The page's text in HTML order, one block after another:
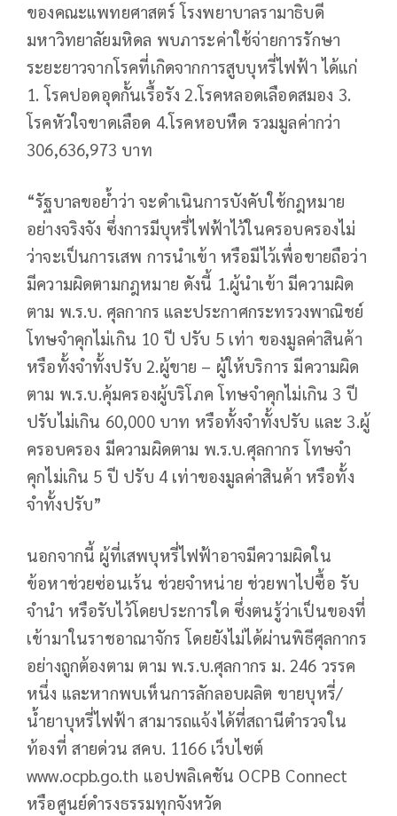
ของคณะแพทยศาสตร์ โรงพยาบาลรามาธิบดี
มหาวิทยาลัยมหิดล พบภาระค่าใช้จ่ายการรักษา
ระยะยาวจากโรคที่เกิดจากการสูบบุหรี่ไฟฟ้า ได้แก่
1. โรคปอดอุดกั้นเรื้อรัง 2.โรคหลอดเลือดสมอง 3.
โรคหัวใจขาดเลือด 4.โรคหอบหืด รวมมูลค่ากว่า
306,636,973 บาท
“รัฐบาลขอย้ำว่า จะดำเนินการบังคับใช้กฎหมาย
อย่างจริงจัง ซึ่งการมีบุหรี่ไฟฟ้าไว้ในครอบครองไม่
ว่าจะเป็นการเสพ การนำเข้า หรือมีไว้เพื่อขายถือว่า
มีความผิดตามกฎหมาย ดังนี้ 1.ผู้นำเข้า มีความผิด
ตาม พ.ร.บ. ศุลกากร และประกาศกระทรวงพาณิชย์
โทษจำคุกไม่เกิน 10 ปี ปรับ 5 เท่า ของมูลค่าสินค้า
หรือทั้งจำทั้งปรับ 2.ผู้ขาย – ผู้ให้บริการ มีความผิด
ตาม พ.ร.บ.คุ้มครองผู้บริโภค โทษจำคุกไม่เกิน 3 ปี
ปรับไม่เกิน 60,000 บาท หรือทั้งจำทั้งปรับ และ 3.ผู้
ครอบครอง มีความผิดตาม พ.ร.บ.ศุลกากร โทษจำ
คุกไม่เกิน 5 ปี ปรับ 4 เท่าของมูลค่าสินค้า หรือทั้ง
จำทั้งปรับ”
นอกจากนี้ ผู้ที่เสพบุหรี่ไฟฟ้าอาจมีความผิดใน
ข้อหาช่วยซ่อนเร้น ช่วยจำหน่าย ช่วยพาไปซื้อ รับ
จำนำ หรือรับไว้โดยประการใด ซึ่งตนรู้ว่าเป็นของที่
เข้ามาในราชอาณาจักร โดยยังไม่ได้ผ่านพิธีศุลกากร
อย่างถูกต้องตาม ตาม พ.ร.บ.ศุลกากร ม. 246 วรรค
หนึ่ง และหากพบเห็นการลักลอบผลิต ขายบุหรี่/
น้ำยาบุหรี่ไฟฟ้า สามารถแจ้งได้ที่สถานีตำรวจใน
ท้องที่ สายด่วน สคบ. 1166 เว็บไซต์
www.ocpb.go.th แอปพลิเคชัน OCPB Connect
หรือศูนย์ดำรงธรรมทุกจังหวัด